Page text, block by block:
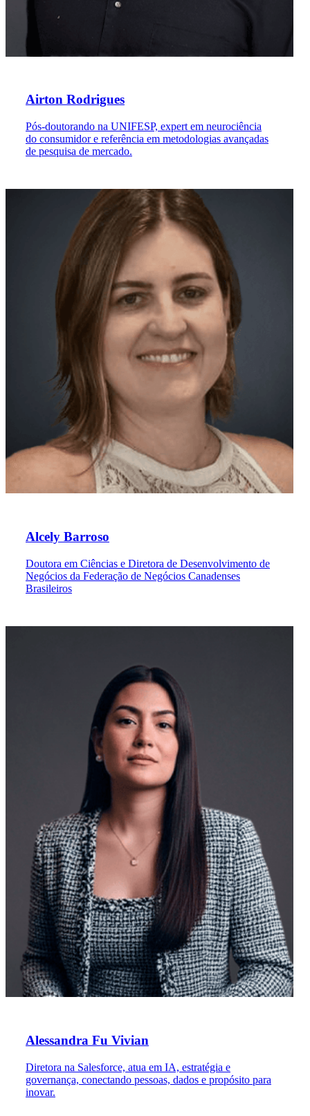
Airton Rodrigues
Pós-doutorando na UNIFESP, expert em neurociência
do consumidor e referência em metodologias avançadas
de pesquisa de mercado.
Alcely Barroso
Doutora em Ciências e Diretora de Desenvolvimento de
Negócios da Federação de Negócios Canadenses
Brasileiros
Alessandra Fu Vivian
Diretora na Salesforce, atua em IA, estratégia e
governança, conectando pessoas, dados e propósito para
inovar.